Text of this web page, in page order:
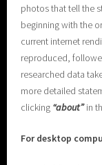
photos that tell the
beginning with the
current internet
reproduced,
researched data
more detailed
clicking “about”in
For desktop